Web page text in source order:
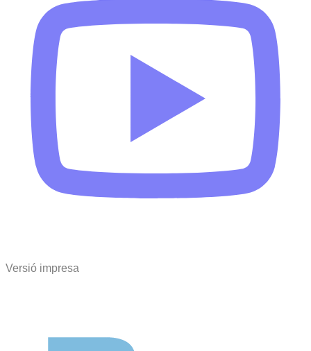
Versió impresa